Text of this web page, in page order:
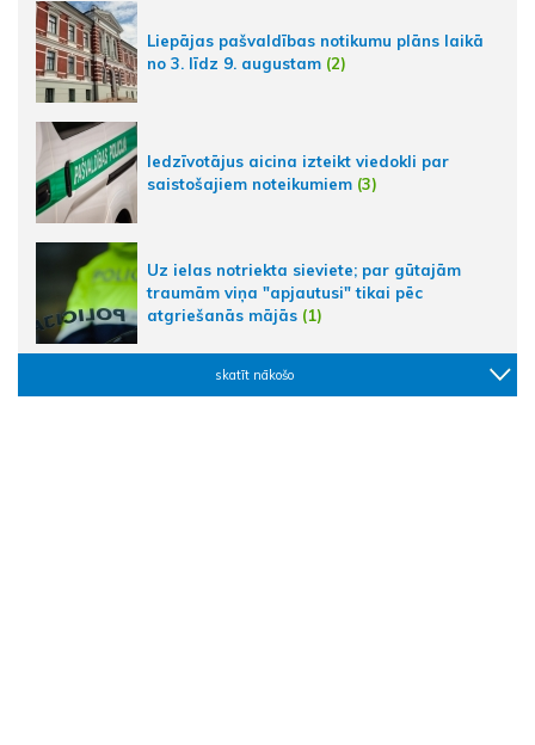
Liepājas pašvaldības notikumu plāns laikā
no 3. līdz 9. augustam (2)
Iedzīvotājus aicina izteikt viedokli par
saistošajiem noteikumiem (3)
Uz ielas notriekta sieviete; par gūtajām
traumām viņa "apjautusi" tikai pēc
atgriešanās mājās (1)
skatīt nākošo